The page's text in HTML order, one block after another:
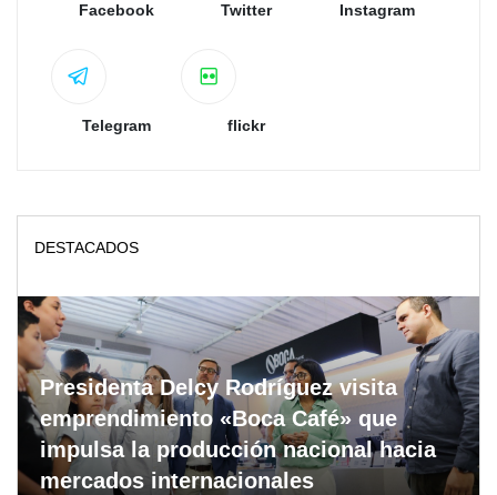
Facebook Twitter Instagram
Telegram flickr
DESTACADOS
Presidenta Delcy Rodríguez visita
emprendimiento «Boca Café» que
impulsa la producción nacional hacia
mercados internacionales